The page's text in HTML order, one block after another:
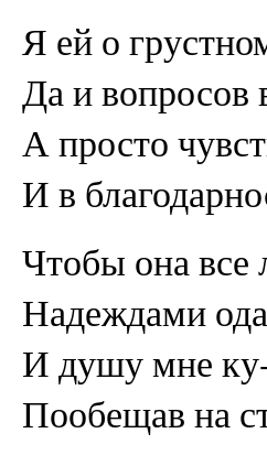
Я ей о
Да и вопросов
А просто
И в
Чтобы она все
Надеждами
И душу мне
Пообещав на